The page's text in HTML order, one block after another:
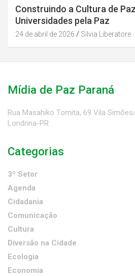
Construindo a Cultura de
Universidades pela Paz
24 de abril de 2026 Silvia Liberatore
Mídia de Paz Paraná
Rua Masahiko Tomita, 69 Vila
Londrina-PR
Categorias
3º Setor
Agenda
Cidadania
Comunicação
Cultura
Diversão na Cidade
Ecologia
Economia